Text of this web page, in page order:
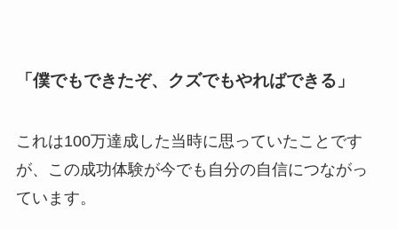
「僕でもできたぞ、クズでもやればできる」
これは100万達成した当時に思っていたことです
が、この成功体験が今でも自分の自信につながっ
ています。